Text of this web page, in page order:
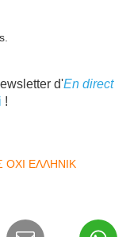
d'En direct
!
ΟΧΙ ΕΛΛΗΝΙΚ